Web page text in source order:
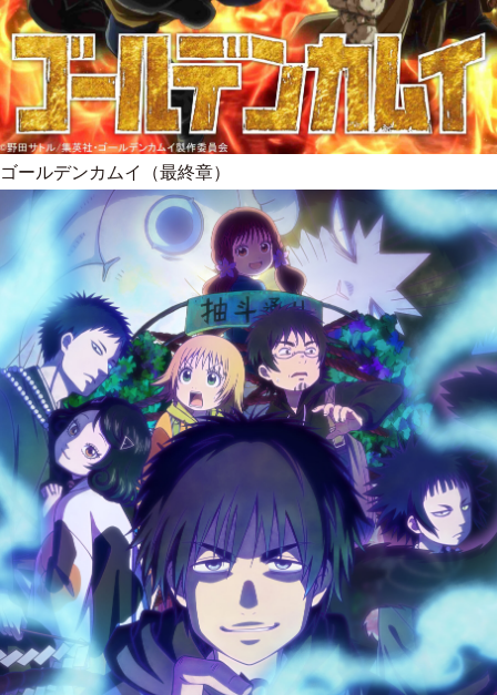
ゴールデンカムイ（最終章）